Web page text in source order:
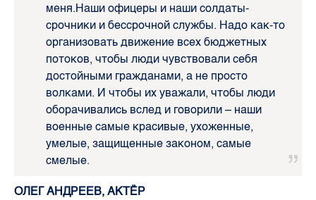
меня.Наши офицеры и наши солдаты-
срочники и бессрочной службы. Надо как-то
организовать движение всех бюджетных
потоков, чтобы люди чувствовали себя
достойными гражданами, а не просто
волками. И чтобы их уважали, чтобы люди
оборачивались вслед и говорили – наши
военные самые красивые, ухоженные,
умелые, защищенные законом, самые
смелые.
ОЛЕГ АНДРЕЕВ, АКТЁР